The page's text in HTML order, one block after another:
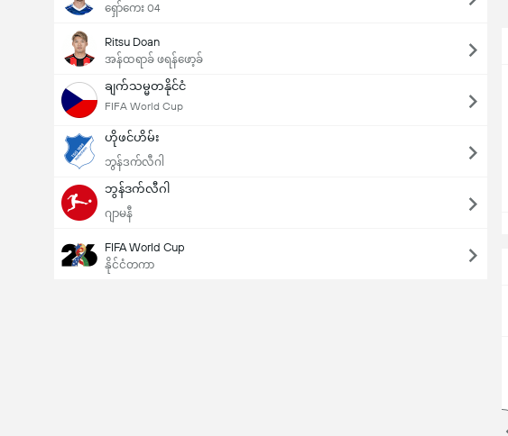
ရှော်ကေး 04
Ritsu Doan
အန်ထရာခ် ဖရန်ဖော့ခ်
ချက်သမ္မတနိုင်ငံ
FIFA World Cup
ဟိုဖင်ဟိမ်း
ဘွန်ဒက်လီဂါ
ဘွန်ဒက်လီဂါ
ဂျာမနီ
FIFA World Cup
နိုင်ငံတကာ